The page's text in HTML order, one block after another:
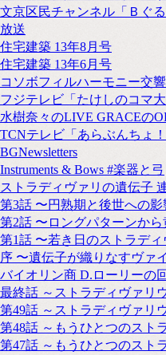
文京区民チャンネル「Ｂぐる
放送
住宅建築 13年8月号
住宅建築 13年6月号
コソボフィルハーモニー交
フジテレビ「たけしのコマ
水樹奈々のLIVE GRACEの
TCNテレビ「あらぶんちょ
BGNewsletters
Instruments & Bows #楽器と弓
ストラディヴァリの遺伝子
第3話 〜円熟期と後世への影
第2話 〜ロングパターンか
第1話 〜若き日のストラディ
序 〜遺伝子が織りなすヴァ
バイオリン商 D.ローリーの
最終話 ～ストラディヴァリ
第49話 ～ストラディヴァリ
第48話 ～もうひとつのスト
第47話 ～もうひとつのスト